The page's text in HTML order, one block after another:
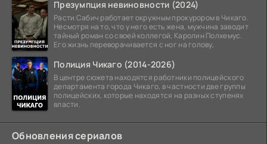
Презумпция невиновности (2024)
Расти Сабич работает окружным прокурором в Чикаго.
Несмотря на то, что у него есть жена, мужчина заводит
тайный роман со своей коллегой, Каролин Полхемус.
Его жизнь переворачивается с ног на голову,
Полиция Чикаго (2014-2026)
В центре сюжета находятся работники полицейского
департамента города Чикаго, в частности две группы
полицейских, которые находятся на разных ступенях
власти.
Обновления сериалов